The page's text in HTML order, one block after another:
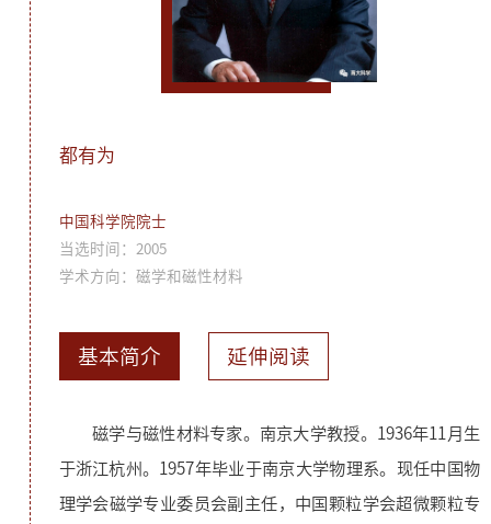
都有为
中国科学院院士
当选时间：2005
学术方向：磁学和磁性材料
基本简介 延伸阅读
磁学与磁性材料专家。南京大学教授。1936年11月生
于浙江杭州。1957年毕业于南京大学物理系。现任中国物
理学会磁学专业委员会副主任，中国颗粒学会超微颗粒专